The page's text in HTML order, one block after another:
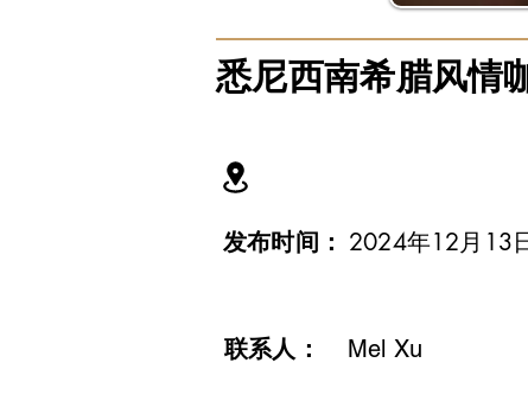
悉尼西南希腊风情
发布时间： 2024年12月13
联系人： Mel Xu